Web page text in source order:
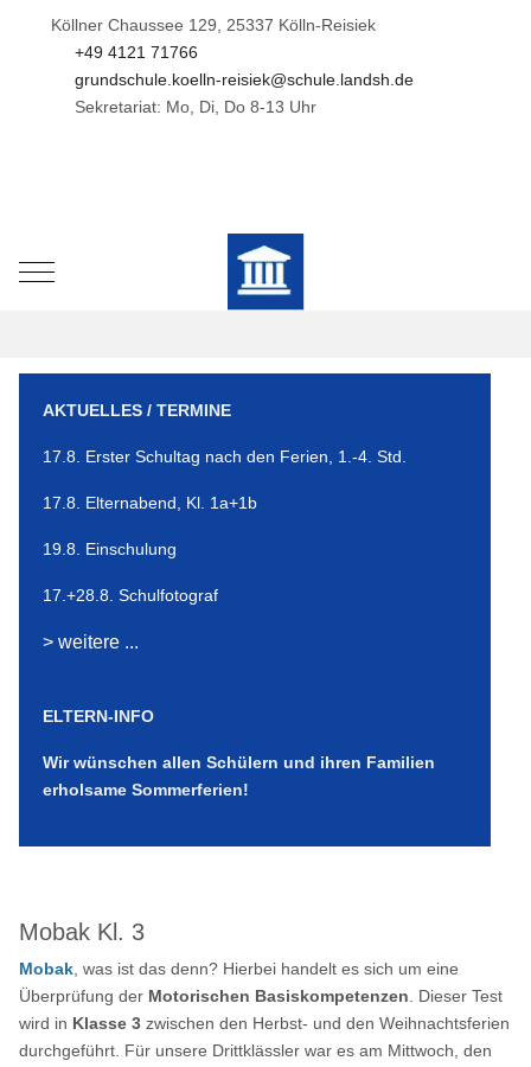
Köllner Chaussee 129, 25337 Kölln-Reisiek
+49 4121 71766
grundschule.koelln-reisiek@schule.landsh.de
Sekretariat: Mo, Di, Do 8-13 Uhr
Mobile Menu Toggle
AKTUELLES / TERMINE
17.8. Erster Schultag nach den Ferien, 1.-4. Std.
17.8. Elternabend, Kl. 1a+1b
19.8. Einschulung
17.+28.8. Schulfotograf
> weitere ...
ELTERN-INFO
Wir wünschen allen Schülern und ihren Familien
erholsame Sommerferien!
Mobak Kl. 3
Mobak , was ist das denn? Hierbei handelt es sich um eine
Überprüfung der Motorischen Basiskompetenzen . Dieser Test
wird in Klasse 3 zwischen den Herbst- und den Weihnachtsferien
durchgeführt. Für unsere Drittklässler war es am Mittwoch, den